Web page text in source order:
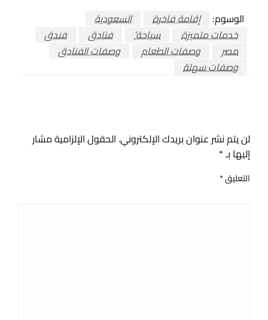
الوسوم:
إقامة فاخرة
السعودية
خدمات متميزة
سياحة’ فنادق
فندق
مصر
وصفات الطعام
وصفات الفنادق
وصفات سهلة
لن يتم نشر عنوان بريدك الإلكتروني. الحقول الإلزامية مشار
إليها بـ*
التعليق*